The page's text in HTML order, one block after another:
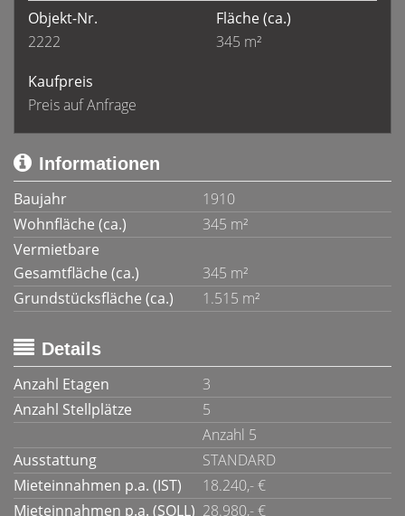
Objekt-Nr.
2222
Fläche(ca.)
345 m²
Kaufpreis
Preis auf Anfrage
Informationen
Baujahr
1910
Wohnfläche (ca.)
345 m²
Vermietbare
Gesamtfläche (ca.)
345 m²
Grundstücksfläche (ca.)
1.515 m²
Details
Anzahl Etagen
3
Anzahl Stellplätze
5
Anzahl 5
Ausstattung
STANDARD
Mieteinnahmen p.a. (IST)
18.240,- €
Mieteinnahmen p.a. (SOLL) 28.980,- €